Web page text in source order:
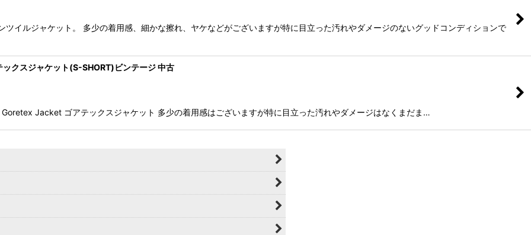
イルジャケット。 多少の着用感、細かな擦れ、ヤケなどがございますが特に目立った汚れやダメージのないグッドコンディションで
クスジャケット(S-SHORT)ビンテージ 中古
Jacket ゴアテックスジャケット 多少の着用感はございますが特に目立った汚れやダメージはなくまだま…